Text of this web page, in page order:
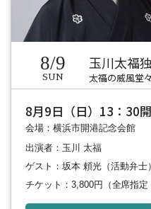
8/9
SUN
玉川太福
太福の威風堂
8月9日（日）13：30
会場：横浜市開港記念会館
出演者：玉川 太福
ゲスト：坂本 頼光（活動弁士）
チケット：3,800円 （全席指